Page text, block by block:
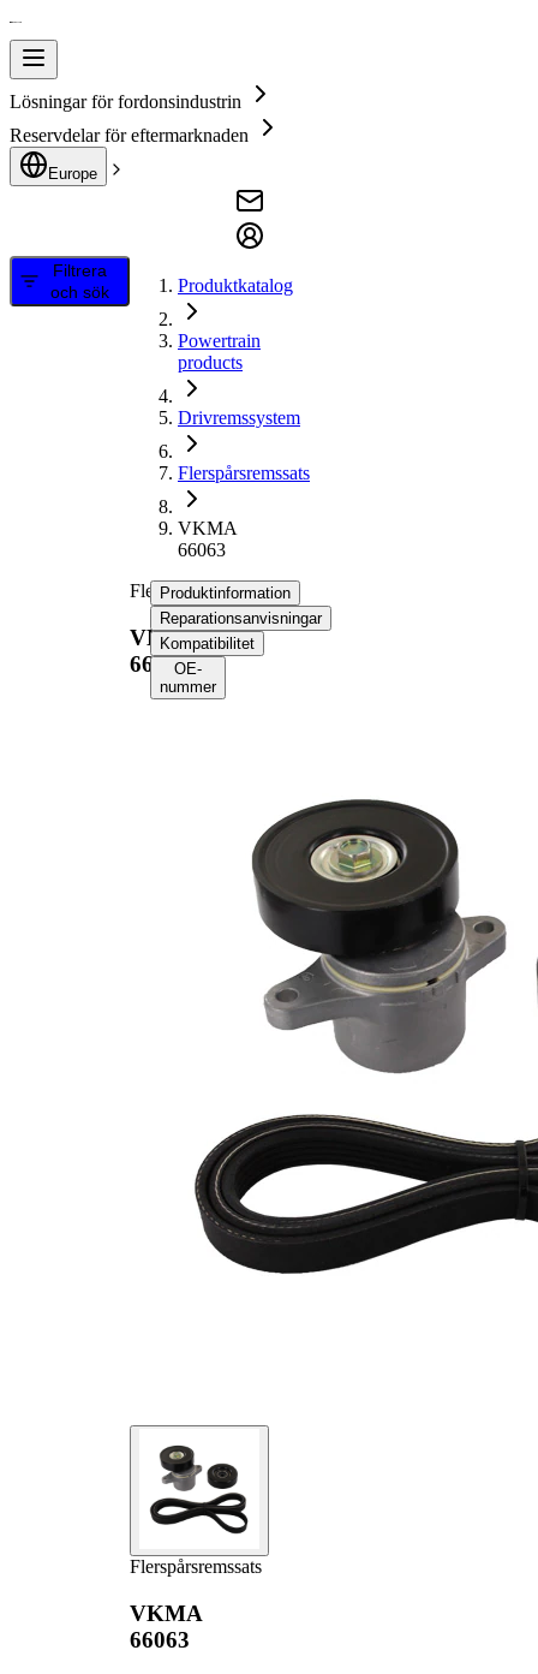
Lösningar för fordonsindustrin
Reservdelar för eftermarknaden
Europe
Filtrera
och sök
Produktkatalog
Powertrain
products
Drivremssystem
Flerspårsremssats
VKMA
66063
Flerspårsremssats
VKMA
66063
Flerspårsremssats
VKMA
66063
Produktinformation
Reparationsanvisningar
Kompatibilitet
OE-
nummer
1650 mm
17,80 mm
5
Inga SVHC-
substanser
tillhanda!
EPDM
(etylpropylen-
dien-gummi)
Produktlista
Artikelnummer
1
flerspårsrem
VKM 66006
1
Flerspårsrem
VKMV 5PK1650